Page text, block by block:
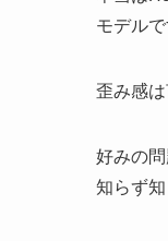
モデル
歪み感
好みの
知らず